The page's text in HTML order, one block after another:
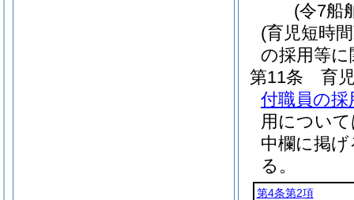
(令7船
(育児短時
の採用等
第11条
育
付職員の
用につい
中欄に掲
る。
第4条第2項